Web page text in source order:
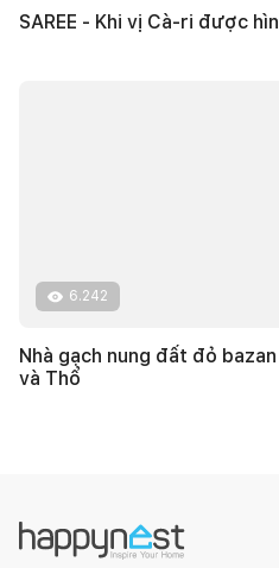
SAREE - Khi vị Cà-ri được
6.242
Nhà gạch nung đất đỏ
và Thổ